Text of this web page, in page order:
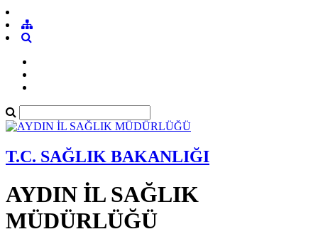
T.C. SAĞLIK BAKANLIĞI
AYDIN İL SAĞLIK
MÜDÜRLÜĞÜ